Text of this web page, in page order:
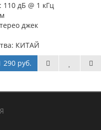
110 дБ @ 1 кГц
джек
КИТАЙ
290 руб.